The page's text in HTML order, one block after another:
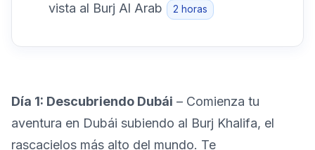
vista al Burj Al Arab
2 horas
Día 1: Descubriendo Dubái – Comienza tu
aventura en Dubái subiendo al Burj Khalifa, el
rascacielos más alto del mundo. Te